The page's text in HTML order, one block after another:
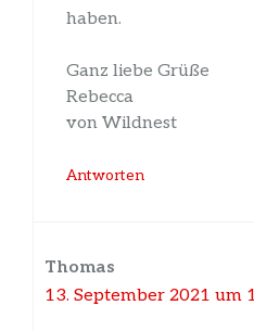
haben.
Ganz liebe Grüße
Rebecca
von Wildnest
Antworten
Thomas
13. September 2021 um